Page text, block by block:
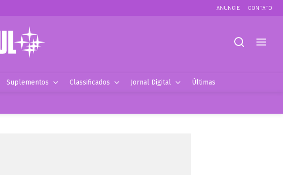
ANUNCIE CONTATO
Suplementos Classificados Jornal Digital Últimas